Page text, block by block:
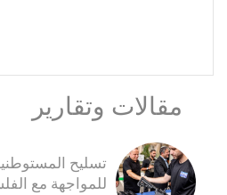
مقالات وتقارير
تسليح
للمواجهة مع